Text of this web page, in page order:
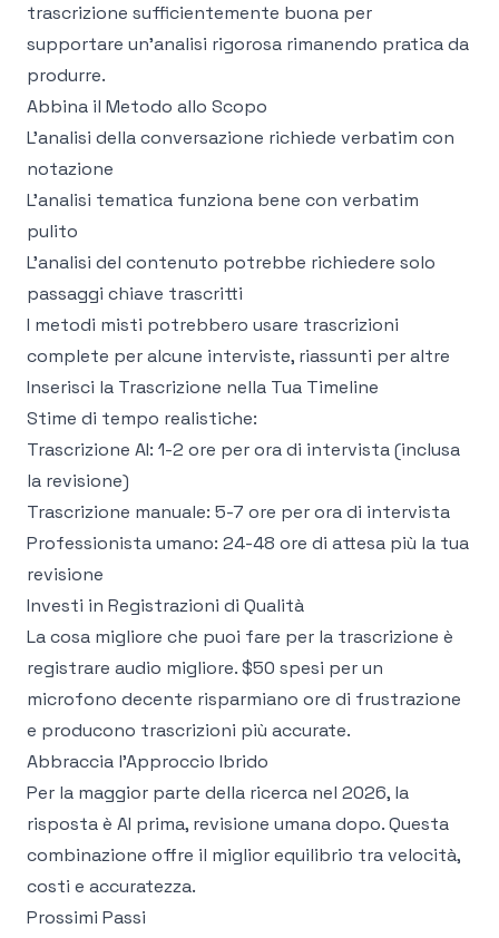
trascrizione sufficientemente buona per
supportare un'analisi rigorosa rimanendo pratica da
produrre.
Abbina il Metodo allo Scopo
L'analisi della conversazione richiede verbatim con
notazione
L'analisi tematica funziona bene con verbatim
pulito
L'analisi del contenuto potrebbe richiedere solo
passaggi chiave trascritti
I metodi misti potrebbero usare trascrizioni
complete per alcune interviste, riassunti per altre
Inserisci la Trascrizione nella Tua Timeline
Stime di tempo realistiche:
Trascrizione AI: 1-2 ore per ora di intervista (inclusa
la revisione)
Trascrizione manuale: 5-7 ore per ora di intervista
Professionista umano: 24-48 ore di attesa più la tua
revisione
Investi in Registrazioni di Qualità
La cosa migliore che puoi fare per la trascrizione è
registrare audio migliore. $50 spesi per un
microfono decente risparmiano ore di frustrazione
e producono trascrizioni più accurate.
Abbraccia l'Approccio Ibrido
Per la maggior parte della ricerca nel 2026, la
risposta è AI prima, revisione umana dopo. Questa
combinazione offre il miglior equilibrio tra velocità,
costi e accuratezza.
Prossimi Passi